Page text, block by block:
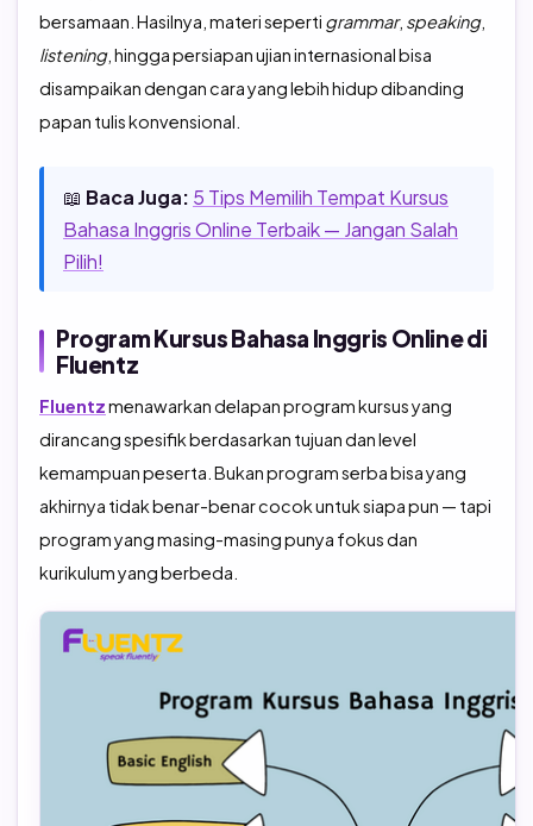
bersamaan. Hasilnya, materi seperti grammar, speaking,
listening, hingga persiapan ujian internasional bisa
disampaikan dengan cara yang lebih hidup dibanding
papan tulis konvensional.
📖 Baca Juga: 5 Tips Memilih Tempat Kursus
Bahasa Inggris Online Terbaik — Jangan Salah
Pilih!
Program Kursus Bahasa Inggris Online di
Fluentz
Fluentzmenawarkan delapan program kursus yang
dirancang spesifik berdasarkan tujuan dan level
kemampuan peserta. Bukan program serba bisa yang
akhirnya tidak benar-benar cocok untuk siapa pun — tapi
program yang masing-masing punya fokus dan
kurikulum yang berbeda.